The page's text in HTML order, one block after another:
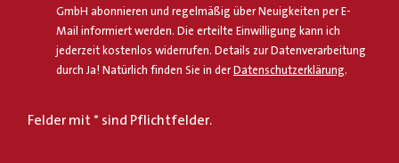
GmbH abonnieren und regelmäßig über Neuigkeiten per E-
Mail informiert werden. Die erteilte Einwilligung kann ich
jederzeit kostenlos widerrufen. Details zur Datenverarbeitung
durch Ja! Natürlich finden Sie in der Datenschutzerklärung.
Felder mit * sind Pflichtfelder.